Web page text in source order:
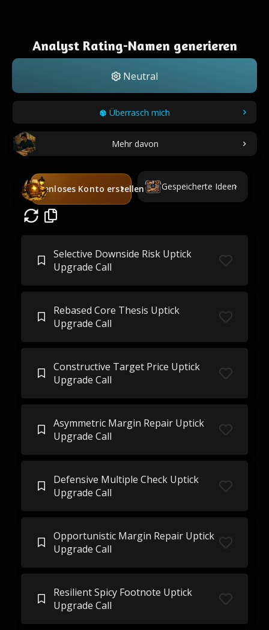
Analyst Rating-Namen generieren
Neutral
Überrasch mich
Mehr davon
Kostenloses Konto erstellen Gespeicherte Ideen
Selective Downside Risk Uptick
Upgrade Call
Rebased Core Thesis Uptick
Upgrade Call
Constructive Target Price Uptick
Upgrade Call
Asymmetric Margin Repair Uptick
Upgrade Call
Defensive Multiple Check Uptick
Upgrade Call
Opportunistic Margin Repair Uptick
Upgrade Call
Resilient Spicy Footnote Uptick
Upgrade Call